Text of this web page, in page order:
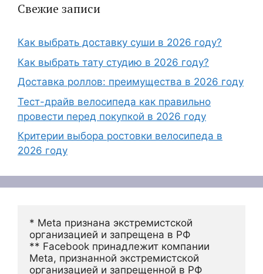
Свежие записи
Как выбрать доставку суши в 2026 году?
Как выбрать тату студию в 2026 году?
Доставка роллов: преимущества в 2026 году
Тест-драйв велосипеда как правильно
провести перед покупкой в 2026 году
Критерии выбора ростовки велосипеда в
2026 году
* Meta признана экстремистской
организацией и запрещена в РФ
** Facebook принадлежит компании
Meta, признанной экстремистской
организацией и запрещенной в РФ